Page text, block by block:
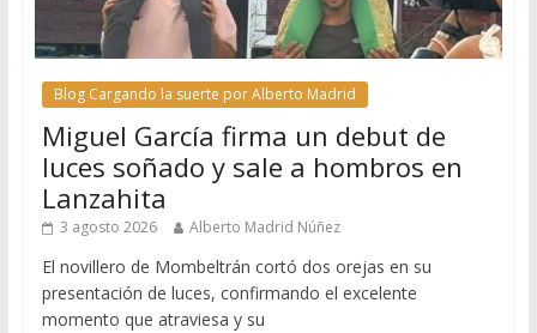
Blog Cargando la suerte por Alberto Madrid
Miguel García firma un debut de
luces soñado y sale a hombros en
Lanzahita
3 agosto 2026 Alberto Madrid Núñez
El novillero de Mombeltrán cortó dos orejas en su
presentación de luces, confirmando el excelente
momento que atraviesa y su